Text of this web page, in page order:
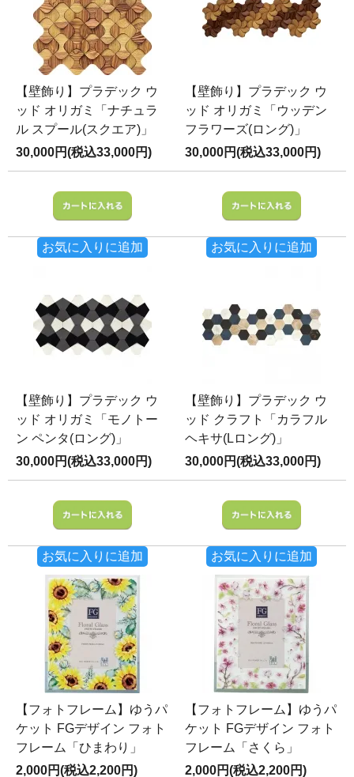
【壁飾り】プラデック ウ
ッド オリガミ「ナチュラ
ル スプール(スクエア)」
30,000円(税込33,000円)
お気に入りに追加
【壁飾り】プラデック ウ
ッド オリガミ「ウッデン
フラワーズ(ロング)」
30,000円(税込33,000円)
お気に入りに追加
【壁飾り】プラデック ウ
ッド オリガミ「モノトー
ン ペンタ(ロング)」
30,000円(税込33,000円)
お気に入りに追加
【壁飾り】プラデック ウ
ッド クラフト「カラフル
ヘキサ(Lロング)」
30,000円(税込33,000円)
お気に入りに追加
【フォトフレーム】ゆうパ
ケット FGデザイン フォト
フレーム「ひまわり」
2,000円(税込2,200円)
【フォトフレーム】ゆうパ
ケット FGデザイン フォト
フレーム「さくら」
2,000円(税込2,200円)